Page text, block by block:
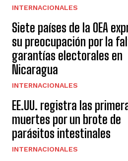
INTERNACIONALES
Siete países de la OEA
su preocupación por la
garantías electorales en
Nicaragua
INTERNACIONALES
EE.UU. registra las
muertes por un brote de
parásitos intestinales
INTERNACIONALES